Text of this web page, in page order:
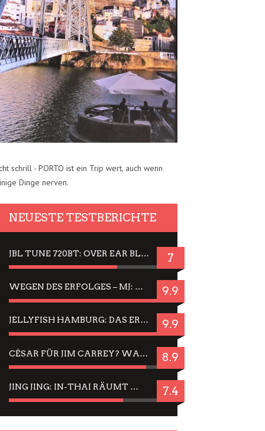
schrill - PORTO ist ein Trip wert, auch wenn
Dinge nerven.
NEUESTE TESTBERICHTE
JBL TUNE 720BT: OVER EAR BLUETOOTH KOPFHÖRER UM DIE 50,-€ IM DAUER-TEST 7
WEGEN DES ERFOLGES – MJ: MICHAEL JACKSON MUSICAL IN EINER MATINEE SEHEN 9.9
JELLYFISH HAMBURG: DAS ERFOLGREICHE SOMMER-MENÜ 2025 IN GEFÜHLEN UND BILDERN 9.9
CÉSAR FÜR JIM CARREY? WARUM DAS EINER DER NERVIGSTEN ACTORS IST UND BLEIBT 8.9
JING JING: IN-THAI RÄUMT WIEDER TITEL AB – EIN ZWEI-STUNDEN-ERLEBNISBERICHT 7.4